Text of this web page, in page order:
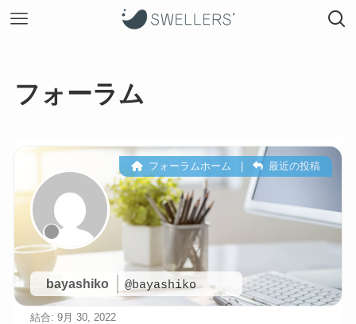
フォーラム
bayashiko @bayashiko
フォーラムホーム | 最近の投稿
結合: 9月 30, 2022